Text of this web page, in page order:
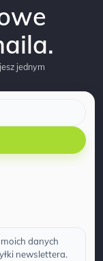
jednym
danych
newslettera.